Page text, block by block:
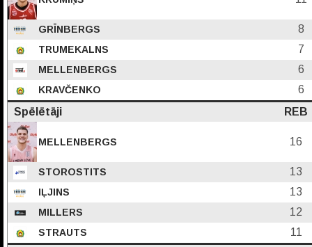
GRĪNBERGS 8
TRUMEKALNS 7
MELLENBERGS 6
KRAVČENKO
6
Spēlētāji
REB
MELLENBERGS 16
STOROSTITS 13
IĻJINS 13
MILLERS 12
STRAUTS
11